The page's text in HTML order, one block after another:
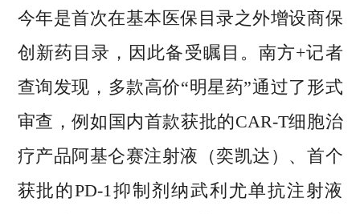
今年是首次在基本医保目录之外增设商保
创新药目录，因此备受瞩目。南方+记者
查询发现，多款高价“明星药”通过了形式
审查，例如国内首款获批的CAR-T细胞治
疗产品阿基仑赛注射液（奕凯达）、首个
获批的PD-1抑制剂纳武利尤单抗注射液